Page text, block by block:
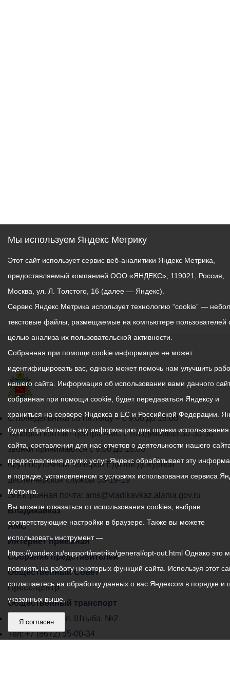
График
работы
администрации
местного
самоуправления
города
Владикавказ:
С понедельника по пятницу – с 9.00 до 18.00
Телефон контакт-центра АМС г. Владикавказ30-30-30
звонки принимаются с 9:00 до 18:00
Круглосуточный телефон Единой дежурной
диспетчерской службы53-19-19
Электронная почта: ams@vladikavkaz.alania.gov.ru
Владикавказ
АМС
Интернет приемная
Собрание представителей
Общественный Совет
Пресс-центр
Общественный транспорт
Владикавказ, пл. Штыба, №2
Тел:+7 (8672) 55-00-34
Мы используем Яндекс Метрику
Этот сайт использует сервис веб-аналитики Яндекс Метрика,
предоставляемый компанией ООО «ЯНДЕКС», 119021, Россия,
Москва, ул. Л. Толстого, 16 (далее — Яндекс).
Сервис Яндекс Метрика использует технологию “cookie” —
текстовые файлы, размещаемые на компьютере пользователей
целью анализа их пользовательской активности.
Собранная при помощи cookie информация не может
идентифицировать вас, однако может помочь нам улучшить
нашего сайта. Информация об использовании вами данного
собранная при помощи cookie, будет передаваться Яндексу и
храниться на сервере Яндекса в ЕС и Российской Федерации.
будет обрабатывать эту информацию для оценки
сайта, составления для нас отчетов о деятельности нашего
предоставления других услуг. Яндекс обрабатывает эту
в порядке, установленном в условиях использования сервиса
Метрика.
Вы можете отказаться от использования cookies, выбрав
соответствующие настройки в браузере. Также вы можете
использовать инструмент —
https://yandex.ru/support/metrika/general/opt-out.html Однако это
повлиять на работу некоторых функций сайта. Используя этот
соглашаетесь на обработку данных о вас Яндексом в порядке и
указанных выше.
Я согласен